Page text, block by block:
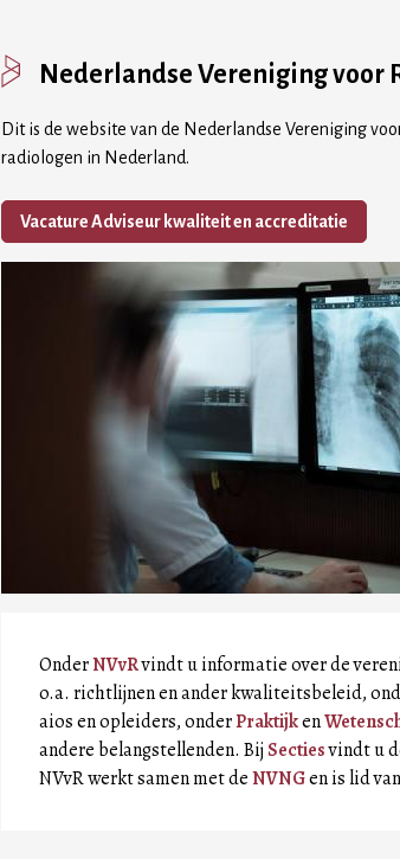
Nederlandse Vereniging voor
Dit is de website van de Nederlandse Vereniging
radiologen in Nederland.
Vacature Adviseur kwaliteit en accreditatie
OnderNVvRvindt u informatie over de
o.a. richtlijnen en ander kwaliteitsbeleid,
aios en opleiders, onderPraktijken
andere belangstellenden. BijSectiesvindt u
NVvR werkt samen met deNVNGen is lid